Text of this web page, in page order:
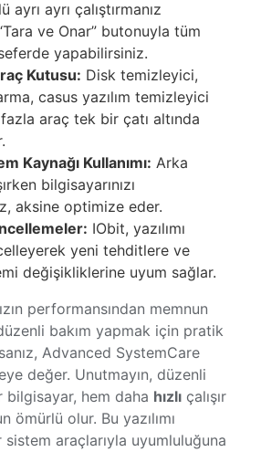
ayrı ayrı çalıştırmanız
ve Onar” butonuyla tüm
yapabilirsiniz.
Kutusu: Disk temizleyici,
casus yazılım temizleyici
araç tek bir çatı altında
Kaynağı Kullanımı: Arka
bilgisayarınızı
aksine optimize eder.
IObit, yazılımı
yeni tehditlere ve
değişikliklerine uyum sağlar.
performansından memnun
bakım yapmak için pratik
Advanced SystemCare
değer. Unutmayın, düzenli
bilgisayar, hem daha hızlı çalışır
ömürlü olur. Bu yazılımı
sistem araçlarıyla uyumluluğuna